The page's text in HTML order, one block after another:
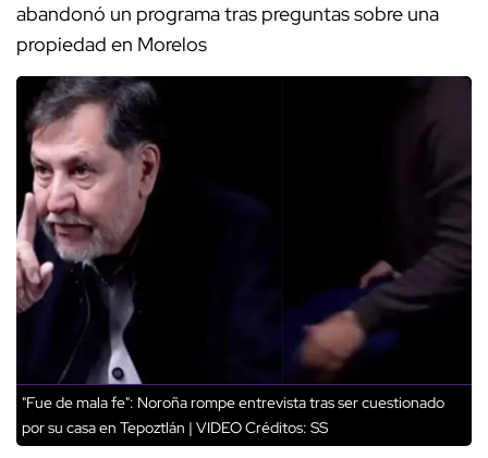
abandonó un programa tras preguntas sobre una
propiedad en Morelos
"Fue de mala fe": Noroña rompe entrevista tras ser cuestionado
por su casa en Tepoztlán | VIDEOCréditos: SS